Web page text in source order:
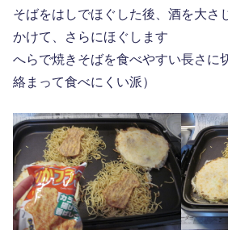
そばをはしでほぐした後、酒を大さ
かけて、さらにほぐします
へらで焼きそばを食べやすい長さに
絡まって食べにくい派）